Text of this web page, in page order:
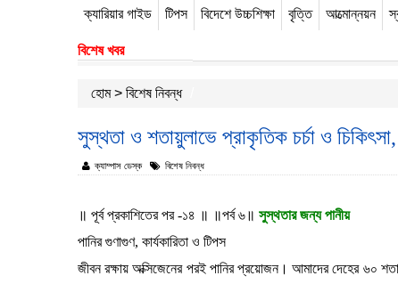
ক্যারিয়ার গাইড টিপস বিদেশে উচ্চশিক্ষা বৃত্তি আত্মোন্নয়ন
-->
বিশেষ খবর
হোম> বিশেষ নিবন্ধ
সুস্থতা ও শতায়ুলাভে প্রাকৃতিক চর্চা ও চিকিৎসা,
ক্যাম্পাস ডেস্ক বিশেষ নিবন্ধ
॥ পূর্ব প্রকাশিতের পর -১৪ ॥ ॥পর্ব ৬॥ সুস্থতার জন্য পানীয়
পানির গুণাগুণ, কার্যকারিতা ও টিপস
জীবন রক্ষায় অক্সিজেনের পরই পানির প্রয়োজন। আমাদের দেহের ৬০